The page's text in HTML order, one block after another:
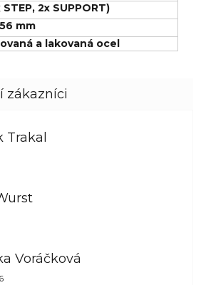
STEP, 2x SUPPORT)
mm
a lakovaná ocel
Trakal
obchodu je 5 z 5 hvězdiček.
obchodu je 5 z 5 hvězdiček.
Voráčková
obchodu je 5 z 5 hvězdiček.